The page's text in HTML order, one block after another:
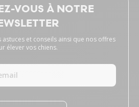
VOUS À NOTRE
astuces et conseils ainsi que nos offres
élever vos chiens.